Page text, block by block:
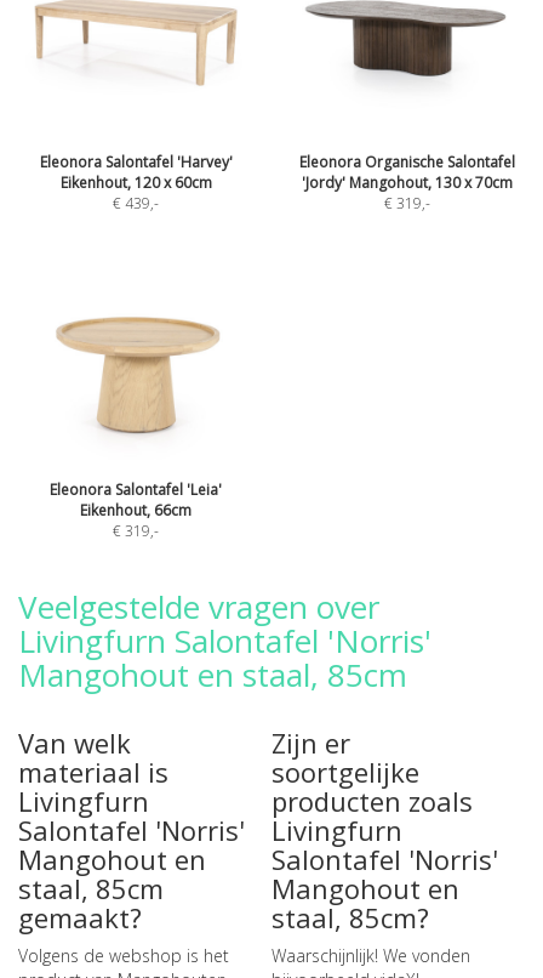
Eleonora Salontafel 'Harvey'
Eikenhout, 120 x 60cm
€ 439,-
Eleonora Organische Salontafel
'Jordy' Mangohout, 130 x 70cm
€ 319,-
Eleonora Salontafel 'Leia'
Eikenhout, 66cm
€ 319,-
Veelgestelde vragen over
Livingfurn Salontafel 'Norris'
Mangohout en staal, 85cm
Van welk
materiaal is
Livingfurn
Salontafel 'Norris'
Mangohout en
staal, 85cm
gemaakt?
Volgens de webshop is het
Zijn er
soortgelijke
producten zoals
Livingfurn
Salontafel 'Norris'
Mangohout en
staal, 85cm?
Waarschijnlijk! We vonden